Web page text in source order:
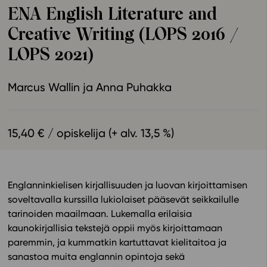
Ominaisuudet
Tapahtumakalenteri
Webinaari­tallenteet
Suosittelut
Oppikirjailijat
Eettiset periaatteet tekoälyn käyttöön
Tilaa uutiskirje
Ota yhteyttä
ENA English Literature and
Creative Writing (LOPS 2016 /
LOPS 2021)
Marcus Wallin Anna Puhakka
15,40 € / opiskelija (+ alv. 13,5 %)
Englanninkielisen kirjallisuuden ja luovan kirjoittamisen
soveltavalla kurssilla lukiolaiset pääsevät seikkailulle
tarinoiden maailmaan. Lukemalla erilaisia
kaunokirjallisia tekstejä oppii myös kirjoittamaan
paremmin, ja kummatkin kartuttavat kielitaitoa ja
sanastoa muita englannin opintoja sekä